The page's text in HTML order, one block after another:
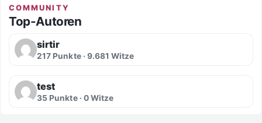
COMMUNITY
Top-Autoren
sirtir
217 Punkte · 9.681 Witze
test
35 Punkte · 0 Witze